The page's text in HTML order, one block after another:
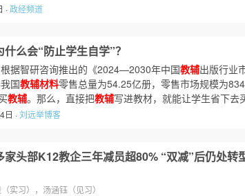
·政经频道
么会“防止学生自学”？
据智研咨询推出的《2024—2030年中国教辅出版行业
国教辅材料零售总量为54.25亿册，零售市场规模为
教辅。那么，直接把教辅写进教材，就能让学生省下
日 ·刘远举博客
家头部K12教企三年减员超80% “双减”后仍处转
实习），汤涵钰（见习）